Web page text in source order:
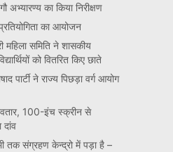
अभ्यारण्य का किया निरीक्षण
का आयोजन
महिला समिति ने शासकीय
को वितरित किए छाते
पार्टी ने राज्य पिछड़ा वर्ग आयोग
100-इंच स्क्रीन से
दांव
तक संग्रहण केन्द्रो में पड़ा है –